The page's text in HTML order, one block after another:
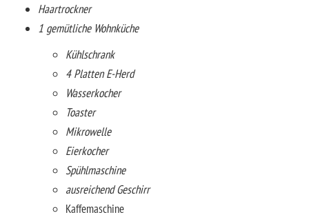
Haartrockner
1 gemütliche Wohnküche
Kühlschrank
4 Platten E-Herd
Wasserkocher
Toaster
Mikrowelle
Eierkocher
Spühlmaschine
ausreichend Geschirr
Kaffemaschine